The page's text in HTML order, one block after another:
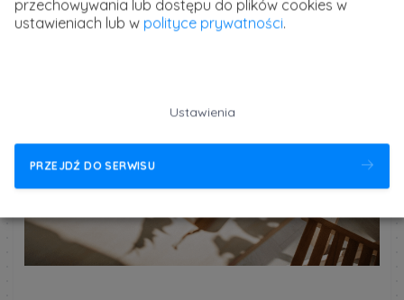
przechowywania lub dostępu do plików cookies w
ustawieniach lub w polityce prywatności.
Ustawienia
PRZEJDŹ DO SERWISU